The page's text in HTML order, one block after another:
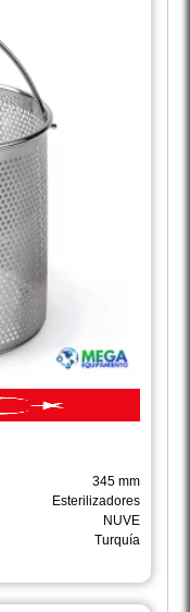
345 mm
Esterilizadores
NUVE
Turquía